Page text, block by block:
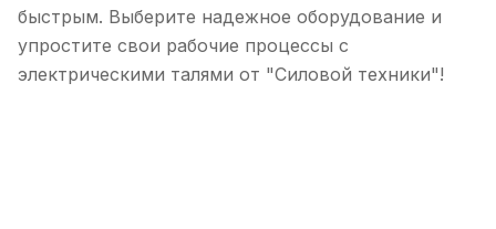
быстрым. Выберите надежное оборудование и
упростите свои рабочие процессы с
электрическими талями от "Силовой техники"!